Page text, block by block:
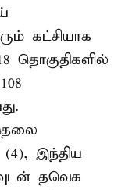
கட்சியாக
தொகுதிகளில்
இந்திய
தவெக